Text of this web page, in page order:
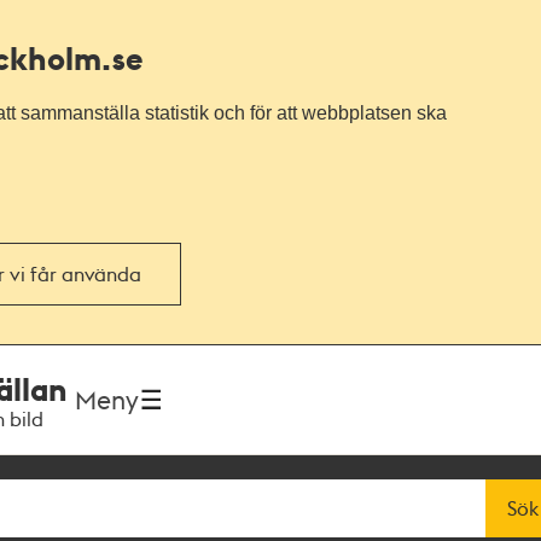
sammanställa statistik och för att webbplatsen ska
vi får använda
bild
Meny
Sök